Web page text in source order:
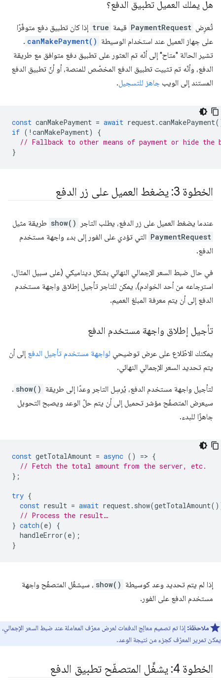
هل يملك العميل تطبيق الدفع؟
تُعرِض PaymentRequest قيمة true إذا كان تطبيق دفع متوفّرًا
على جهاز العميل عند استخدام الوسيطة canMakePayment()
.
تشير الحالة "متاح" إلى أنّه تم العثور على تطبيق دفع متوافق مع طريقة
الدفع، وأنّه تم تثبيت تطبيق الدفع المخصّص للمنصة، أو أنّ تطبيق الدفع
المستند إلى الويب جاهز للتسجيل.
const canMakePayment = await request.canMakePayment
if ( ! canMakePayment)
{
// Fallback to other means of payment or hide the
}
الخطوة 3: يضغط العميل على زر الدفع
عندما يضغط العميل على زر الدفع، يطلب التاجر show() طريقة مثيل
PaymentRequest التي تؤدي على الفور إلى بدء واجهة مستخدم
الدفع.
في حال ضبط السعر الإجمالي النهائي بشكل ديناميكي (على سبيل المثال،
استرجاعه من أحد الخوادم)، يمكن للتاجر تأجيل إطلاق واجهة مستخدم
الدفع إلى أن يتم معرفة المبلغ العميم.
تأجيل إطلاق واجهة مستخدم الدفع
يمكنك الاطّلاع على عرض توضيحي لواجهة مستخدم تأجيل الدفع إلى أن
يتم تحديد السعر الإجمالي النهائي.
لتأجيل واجهة مستخدم الدفع، يُرسِل التاجر وعدًا إلى طريقة show()
.
سيعرض المتصفّح مؤشر تحميل إلى أن يتم حلّ الوعد ويصبح التحويل
جاهزًا للبدء.
const getTotalAmount = async () => {
// Fetch the total amount from the server, etc.
};
try {
const result = await request. show(getTotalAmount
// Process the result…
} catch(e)
{
handleError(e);
}
إذا لم يتم تحديد وعد كوسيطة show() ، سيشغّل المتصفّح واجهة
مستخدم الدفع على الفور.
ملاحظة: إذا تم تصميم معالِج الدفعات لعرض معرّف المعاملة عند ضبط السعر الإجمالي،
يمكن تمرير المعرّف كجزء من نتيجة الوعد.
الخطوة 4: يشغِّل المتصفّح تطبيق الدفع